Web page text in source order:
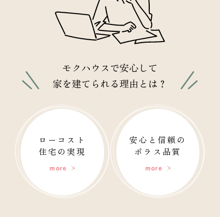
ローコスト
住宅の実現
more
安心と信頼の
ポラス品質
more